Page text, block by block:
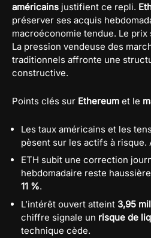
américains justifient ce repli.
préserver ses acquis
macroéconomie tendue. Le prix
La pression vendeuse des
traditionnels affronte une
constructive.
Points clés sur Ethereum et le
Les taux américains et les
pèsent sur les actifs à risque.
ETH subit une correction
hebdomadaire reste
11 %.
L’intérêt ouvert atteint 3,95
chiffre signale un risque de
technique cède.